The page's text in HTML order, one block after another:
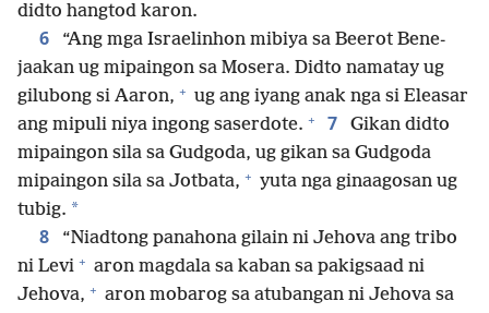
didto hangtod karon.
6
“Ang mga Israelinhon mibiya sa Beerot Bene-
jaakan ug mipaingon sa Mosera. Didto namatay ug
gilubong si Aaron, + ug ang iyang anak nga si Eleasar
ang mipuli niya ingong saserdote. + 7
Gikan didto
mipaingon sila sa Gudgoda, ug gikan sa Gudgoda
mipaingon sila sa Jotbata, + yuta nga ginaagosan ug
tubig. *
8
“Niadtong panahona gilain ni Jehova ang tribo
ni Levi + aron magdala sa kaban sa pakigsaad ni
Jehova, + aron mobarog sa atubangan ni Jehova sa